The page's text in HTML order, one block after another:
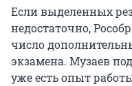
Если выделенных
недостаточно,
число
экзамена. Музаев
уже есть опыт